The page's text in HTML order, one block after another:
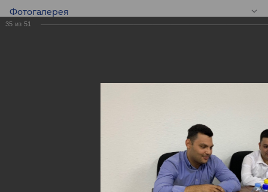
Фотогалерея
Встреча с
35 из 51